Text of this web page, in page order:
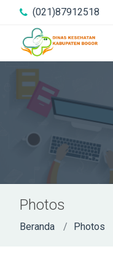
(021)87912518
Photos
Beranda Photos